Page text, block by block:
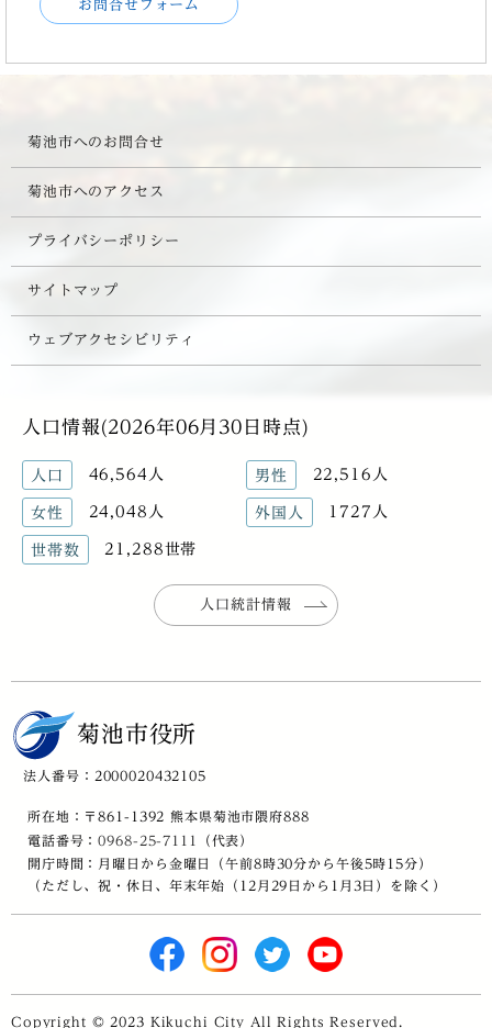
お問合せフォーム
菊池市へのお問合せ
菊池市へのアクセス
プライバシーポリシー
サイトマップ
ウェブアクセシビリティ
人口情報(2026年06月30日時点)
人口 46,564人 男性 22,516人
女性 24,048人 外国人 1727人
世帯数 21,288世帯
人口統計情報
菊池市役所
法人番号：2000020432105
所在地：〒861-1392 熊本県菊池市隈府888
電話番号：0968-25-7111
（代表）
開庁時間：月曜日から金曜日（午前8時30分から午後5時15分）
（ただし、祝・休日、年末年始（12月29日から1月3日）を除く）
Copyright © 2023 Kikuchi City All Rights Reserved.